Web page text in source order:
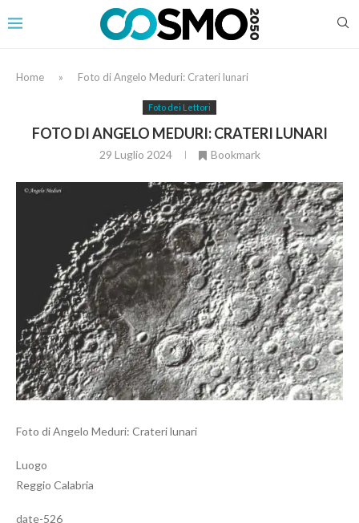
Home » Foto di Angelo Meduri: Crateri lunari
Foto dei Lettori
FOTO DI ANGELO MEDURI: CRATERI LUNARI
29 Luglio 2024 Bookmark
Foto di Angelo Meduri: Crateri lunari
Luogo
Reggio Calabria
date-526